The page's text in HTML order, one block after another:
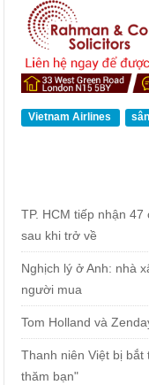
Vietnam Airlines
TP. HCM tiếp nhận
sau khi trở về
Nghịch lý ở Anh: nhà
người mua
Tom Holland và
Thanh niên Việt bị
thăm bạn"